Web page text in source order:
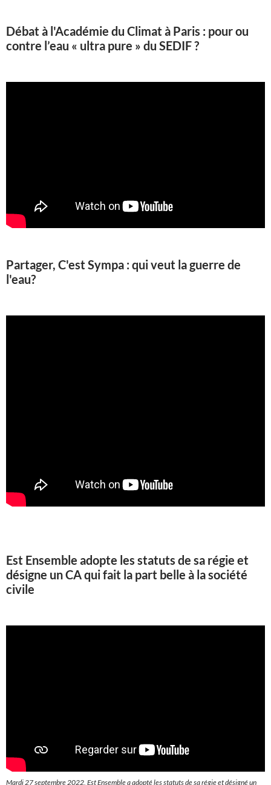
Débat à l'Académie du Climat à Paris : pour ou
contre l’eau « ultra pure » du SEDIF ?
Partager, C'est Sympa : qui veut la guerre de
l'eau?
Est Ensemble adopte les statuts de sa régie et
désigne un CA qui fait la part belle à la société
civile
Mardi 27 septembre 2022, Est Ensemble a adopté les statuts de sa régie et désigné un